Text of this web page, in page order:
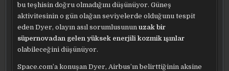
bu teşhisin doğru olmadığını düşünüyor. Güneş
aktivitesinin o gün olağan seviyelerde olduğunu tespit
eden Dyer, olayın asıl sorumlusunun uzak bir
süpernovadan gelen yüksek enerjili kozmik ışınlar
olabileceğini düşünüyor.
Space.com’a konuşan Dyer, Airbus’ın belirttiğinin aksine